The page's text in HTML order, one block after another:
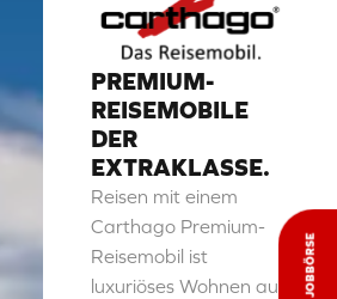
PREMIUM-
REISEMOBILE
DER
EXTRAKLASSE.
Reisen mit einem
Carthago Premium-
Reisemobil ist
luxuriöses Wohnen auf
ZUR JOBBÖRSE